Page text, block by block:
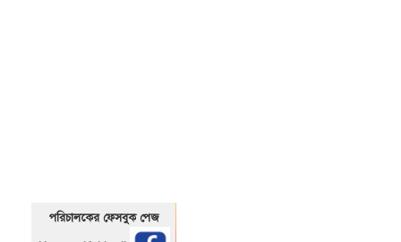
পরিচালকের ফেসবুক পেজ